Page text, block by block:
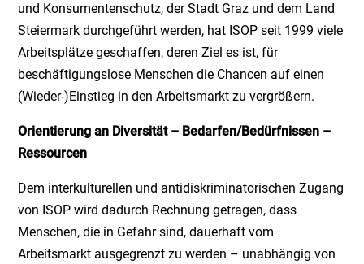
und Konsumentenschutz, der Stadt Graz und dem Land
Steiermark durchgeführt werden, hat ISOP seit 1999 viele
Arbeitsplätze geschaffen, deren Ziel es ist, für
beschäftigungslose Menschen die Chancen auf einen
(Wieder-)Einstieg in den Arbeitsmarkt zu vergrößern.
Orientierung an Diversität – Bedarfen/Bedürfnissen –
Ressourcen
Dem interkulturellen und antidiskriminatorischen Zugang
von ISOP wird dadurch Rechnung getragen, dass
Menschen, die in Gefahr sind, dauerhaft vom
Arbeitsmarkt ausgegrenzt zu werden – unabhängig von